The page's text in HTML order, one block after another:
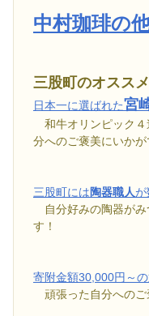
中村珈琲の
三股町のオススメ
日本一に選ばれた宮
和牛オリンピック４
分へのご褒美にいかが
三股町には陶器職人が
自分好みの陶器がみ
す！
寄附金額30,000円～
頑張った自分へのご